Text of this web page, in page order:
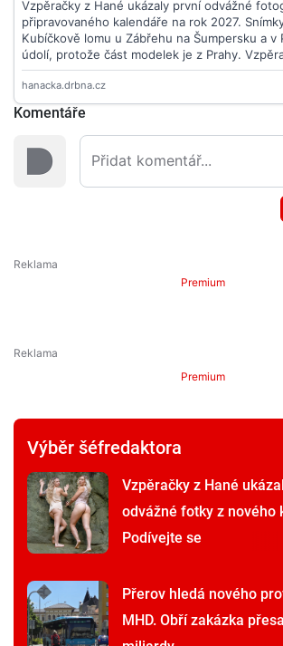
Komentáře
Premium
Premium
Výběr šéfredaktora
Vzpěračky z Hané
odvážné fotky z nového
Podívejte se
Přerov hledá nového
MHD. Obří zakázka